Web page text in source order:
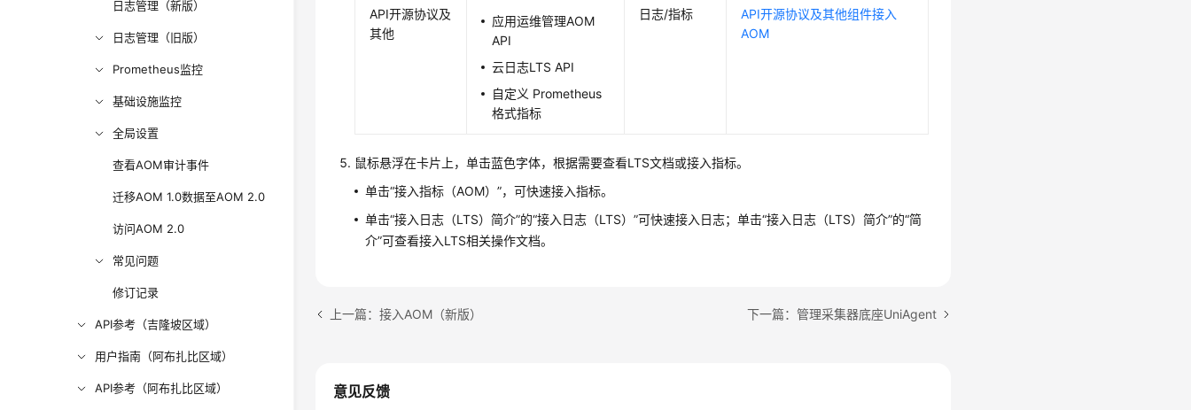
日志管理（新版）
日志管理（旧版）
Prometheus监控
基础设施监控
全局设置
查看AOM审计事件
迁移AOM 1.0数据至AOM 2.0
访问AOM 2.0
常见问题
修订记录
API参考（吉隆坡区域）
用户指南（阿布扎比区域）
API参考（阿布扎比区域）
API开源协议及
其他
应用运维管理AOM
API
云日志LTS API
自定义 Prometheus
格式指标
日志/指标
API开源协议及其他组件接入
AOM
鼠标悬浮在卡片上，单击蓝色字体，根据需要查看LTS文档或接入指标。
单击“接入指标（AOM）”，可快速接入指标。
单击“接入日志（LTS）简介”的“接入日志（LTS）”可快速接入日志；单击“接入日志（LTS）简介”的“简
介”可查看接入LTS相关操作文档。
上一篇：接入AOM（新版） 下一篇：管理采集器底座UniAgent
意见反馈